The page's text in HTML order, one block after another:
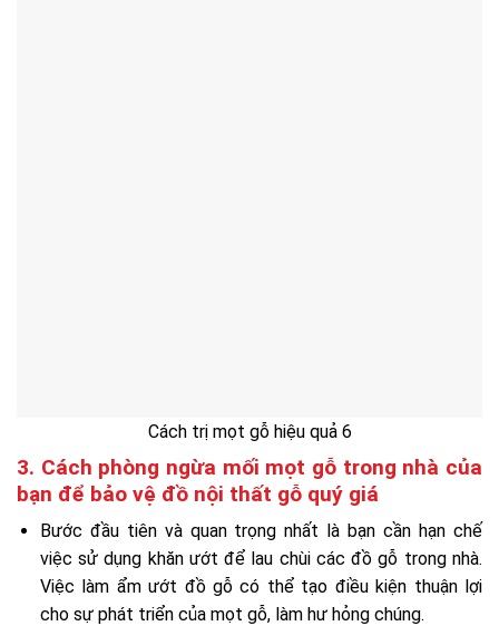
Cách trị mọt gỗ hiệu quả 6
3. Cách phòng ngừa mối mọt gỗ trong nhà của
bạn để bảo vệ đồ nội thất gỗ quý giá
Bước đầu tiên và quan trọng nhất là bạn cần hạn chế
việc sử dụng khăn ướt để lau chùi các đồ gỗ trong nhà.
Việc làm ẩm ướt đồ gỗ có thể tạo điều kiện thuận lợi
cho sự phát triển của mọt gỗ, làm hư hỏng chúng.